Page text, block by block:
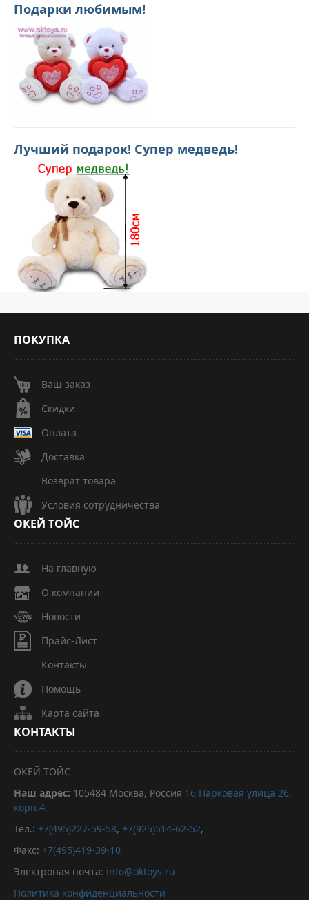
Подарки любимым!
Лучший подарок! Супер медведь!
ПОКУПКА
Ваш заказ
Скидки
Оплата
Доставка
Возврат товара
Условия сотрудничества
ОКЕЙ ТОЙС
На главную
О компании
Новости
Прайс-Лист
Контакты
Помощь
Карта сайта
КОНТАКТЫ
ОКЕЙ ТОЙС
Наш адрес: 105484 Москва, Россия 16 Парковая улица 26,
корп.4.
Тел.: +7(495)227-59-58, +7(925)514-62-52,
Факс: +7(495)419-39-10
Электроная почта: info@oktoys.ru
Политика конфиденциальности